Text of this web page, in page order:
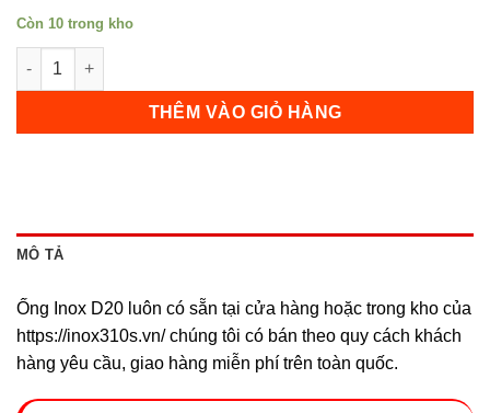
Còn 10 trong kho
Ống Inox D20 số lượng
THÊM VÀO GIỎ HÀNG
MÔ TẢ
Ống Inox D20 luôn có sẵn tại cửa hàng hoặc trong kho của
https://inox310s.vn/ chúng tôi có bán theo quy cách khách
hàng yêu cầu, giao hàng miễn phí trên toàn quốc.